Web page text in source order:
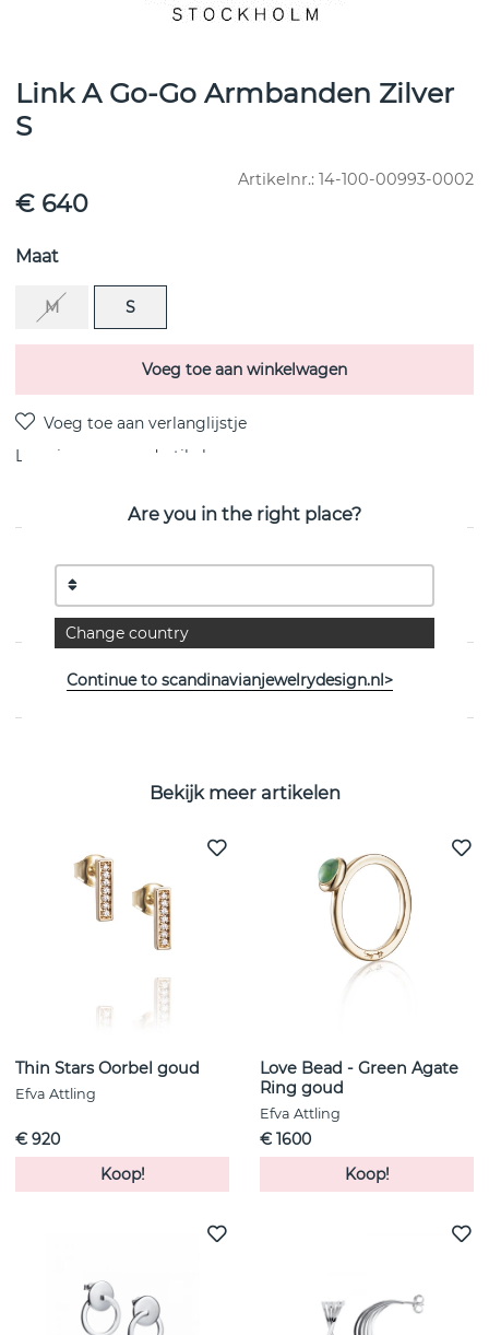
Link A Go-Go Armbanden Zilver
S
Artikelnr.: 14-100-00993-0002
€ 640
Maat
M S
Voeg toe aan winkelwagen
Levering: voorraadartikel
PRODUCTOMSCHRIJVING
Link A Go-Go sterling zilveren Armbanden van het
Zweedse Efva Attling
EIGENSCHAPPEN
Bekijk meer artikelen
Thin Stars Oorbel goud
Efva Attling
€ 920
Koop!
Love Bead - Green Agate
Ring goud
Efva Attling
€ 1600
Koop!
Are you in the right place?
Change country
Continue to scandinavianjewelrydesign.nl>